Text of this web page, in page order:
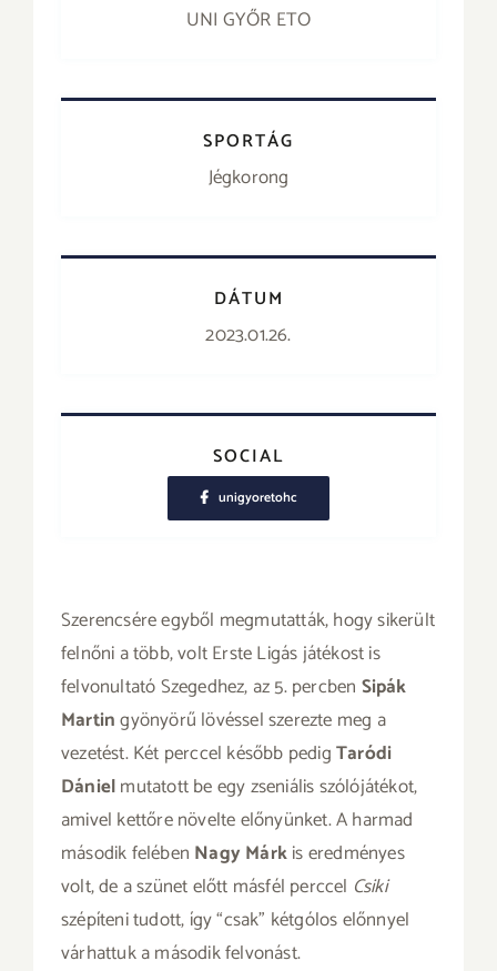
UNI GYŐR ETO
SPORTÁG
Jégkorong
DÁTUM
2023.01.26.
SOCIAL
unigyoretohc
Szerencsére egyből megmutatták, hogy sikerült
felnőni a több, volt Erste Ligás játékost is
felvonultató Szegedhez, az 5. percben Sipák
Martingyönyörű lövéssel szerezte meg a
vezetést. Két perccel később pedigTaródi
Dánielmutatott be egy zseniális szólójátékot,
amivel kettőre növelte előnyünket. A harmad
második felében Nagy Márkis eredményes
volt, de a szünet előtt másfél perccel Csiki
szépíteni tudott, így “csak” kétgólos előnnyel
várhattuk a második felvonást.